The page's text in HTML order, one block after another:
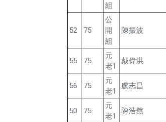
組
52 75
公
開
組
陳振波
55 75
元
老1
戴偉洪
56 75
元
老1
盧志昌
50 75
元
老1
陳浩然